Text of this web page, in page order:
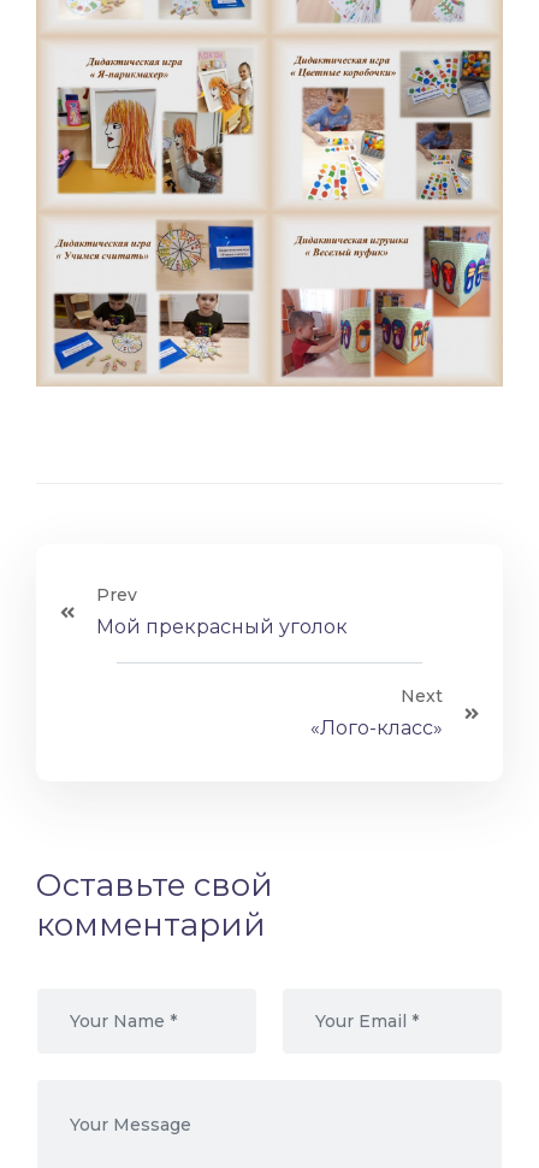
Prev
Мой прекрасный уголок
Next
«Лого-класс»
Оставьте свой
комментарий